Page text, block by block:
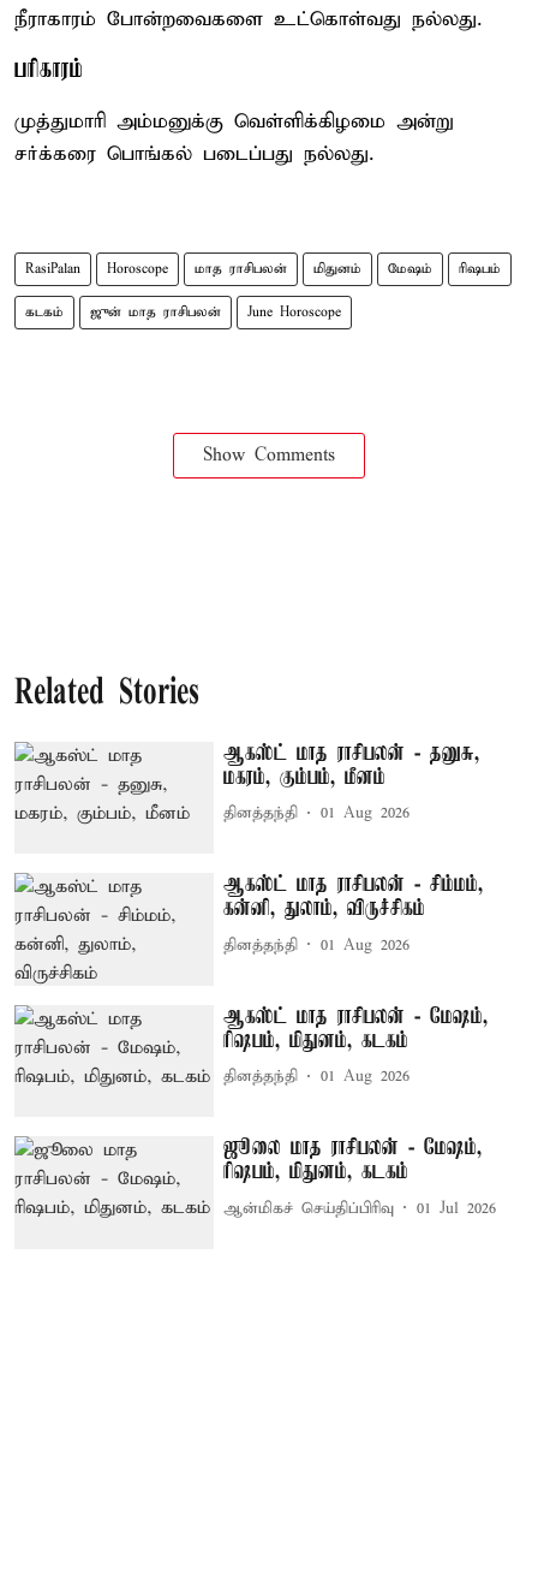
நீராகாரம் போன்றவைகளை உட்கொள்வது நல்லது.
பரிகாரம்
முத்துமாரி அம்மனுக்கு வெள்ளிக்கிழமை அன்று
சர்க்கரை பொங்கல் படைப்பது நல்லது.
RasiPalan Horoscope மாத ராசிபலன் மிதுனம் மேஷம் ரிஷபம்
கடகம் ஜுன் மாத ராசிபலன் June Horoscope
Show Comments
Related Stories
ஆகஸ்ட் மாத ராசிபலன் - தனுசு,
மகரம், கும்பம், மீனம்
தினத்தந்தி 01 Aug 2026
ஆகஸ்ட் மாத ராசிபலன் - சிம்மம்,
கன்னி, துலாம், விருச்சிகம்
தினத்தந்தி 01 Aug 2026
ஆகஸ்ட் மாத ராசிபலன் - மேஷம்,
ரிஷபம், மிதுனம், கடகம்
தினத்தந்தி 01 Aug 2026
ஜூலை மாத ராசிபலன் - மேஷம்,
ரிஷபம், மிதுனம், கடகம்
ஆன்மிகச் செய்திப்பிரிவு 01 Jul 2026